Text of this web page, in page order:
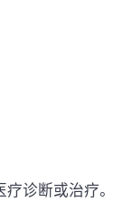
诊断或治疗。